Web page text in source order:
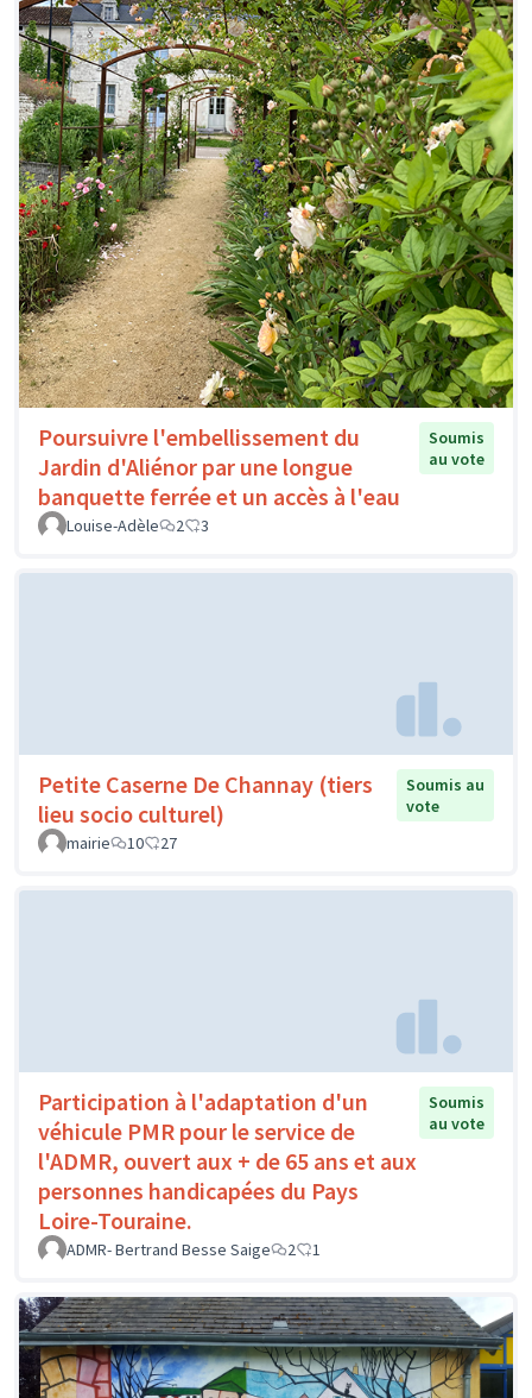
Poursuivre l'embellissement du
Jardin d'Aliénor par une longue
banquette ferrée et un accès à l'eau
Soumis
au vote
Louise-Adèle 2 3
Petite Caserne De Channay (tiers
lieu socio culturel)
Soumis au
vote
mairie
10 27
Participation à l'adaptation d'un
véhicule PMR pour le service de
l'ADMR, ouvert aux + de 65 ans et aux
personnes handicapées du Pays
Loire-Touraine.
Soumis
au vote
ADMR- Bertrand Besse Saige 2 1